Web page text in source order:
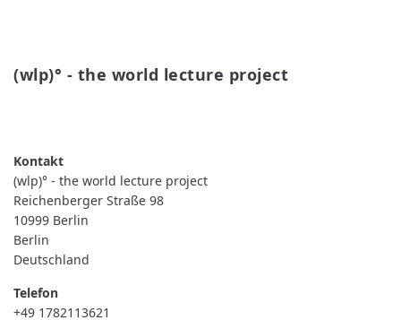
(wlp)° - the world lecture project
WORLD
LECTURE
PROJECT
(wlp)° - the world lecture project
Reichenberger Straße 98
10999 Berlin
Berlin
Deutschland
Telefon
+49 1782113621